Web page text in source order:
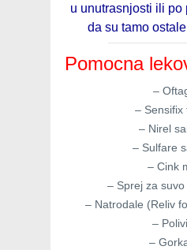
u unutrasnjosti ili po
da su tamo
Pomocna
–
– Sensifix
– Nirel
– Sulfare
– Cink
– Sprej za
– Natrodale (Reliv
–
–